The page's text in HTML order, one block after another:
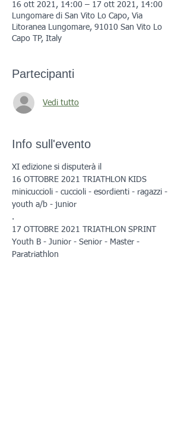
16 ott 2021, 14:00 – 17 ott 2021, 14:00
Lungomare di San Vito Lo Capo, Via
Litoranea Lungomare, 91010 San Vito Lo
Capo TP, Italy
Partecipanti
Vedi tutto
Info sull'evento
XI edizione si disputerà il
16 OTTOBRE 2021 TRIATHLON KIDS
minicuccioli - cuccioli - esordienti - ragazzi -
youth a/b - junior
.
17 OTTOBRE 2021 TRIATHLON SPRINT
Youth B - Junior - Senior - Master -
Paratriathlon